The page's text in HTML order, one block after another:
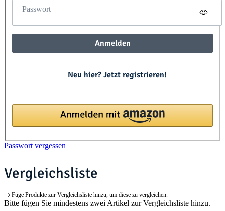
Passwort
Anmelden
Neu hier? Jetzt registrieren!
Passwort vergessen
Vergleichsliste
Füge Produkte zur Vergleichsliste hinzu, um diese zu vergleichen.
Bitte fügen Sie mindestens zwei Artikel zur Vergleichsliste hinzu.